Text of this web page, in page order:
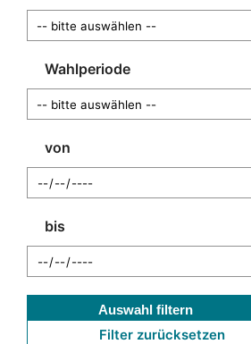
Wahlperiode
von
bis
Auswahl filtern
Filter zurücksetzen